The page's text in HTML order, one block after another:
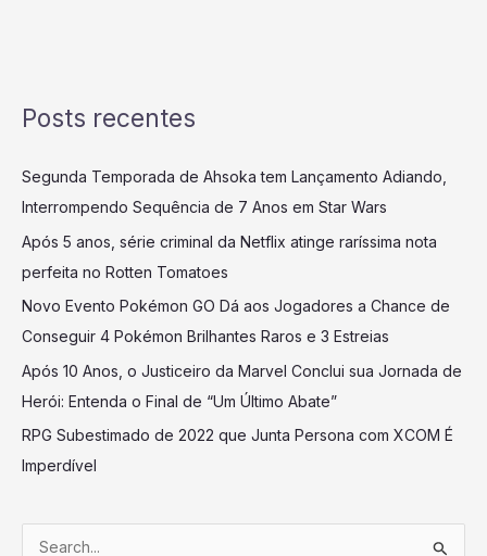
Posts recentes
Segunda Temporada de Ahsoka tem Lançamento Adiando,
Interrompendo Sequência de 7 Anos em Star Wars
Após 5 anos, série criminal da Netflix atinge raríssima nota
perfeita no Rotten Tomatoes
Novo Evento Pokémon GO Dá aos Jogadores a Chance de
Conseguir 4 Pokémon Brilhantes Raros e 3 Estreias
Após 10 Anos, o Justiceiro da Marvel Conclui sua Jornada de
Herói: Entenda o Final de “Um Último Abate”
RPG Subestimado de 2022 que Junta Persona com XCOM É
Imperdível